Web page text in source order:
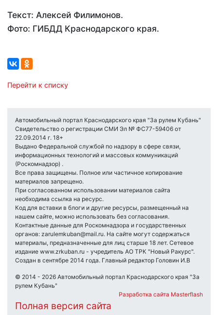
Текст: Алексей Филимонов.
Фото: ГИБДД Краснодарского края.
Перейти к списку
Автомобильный портал Краснодарского края "За рулем Кубань"
Свидетельство о регистрации СМИ Эл № ФС77-59406 от
22.09.2014 г. 18+
Выдано Федеральной службой по надзору в сфере связи,
информационных технологий и массовых коммуникаций
(Роскомнадзор) .
Все права защищены. Полное или частичное копирование
материалов запрещено.
При согласованном использовании материалов сайта
необходима ссылка на ресурс.
Код для вставки в блоги и другие ресурсы, размещенный на
нашем сайте, можно использовать без согласования.
Контактные данные для Роскомнадзора и государственных
органов: zarulemkuban@mail.ru. На сайте могут содержаться
материалы, предназначенные для лиц старше 18 лет. Сетевое
издание www.zrkuban.ru - учредитель АО ТРК "Новый Ракурс".
Создан в сентябре 2014 года. Главный редактор Головин И.В
© 2014 - 2026 Автомобильный портал Краснодарского края "За
рулем Кубань"
Разработка сайта Masterflash
Полная версия сайта